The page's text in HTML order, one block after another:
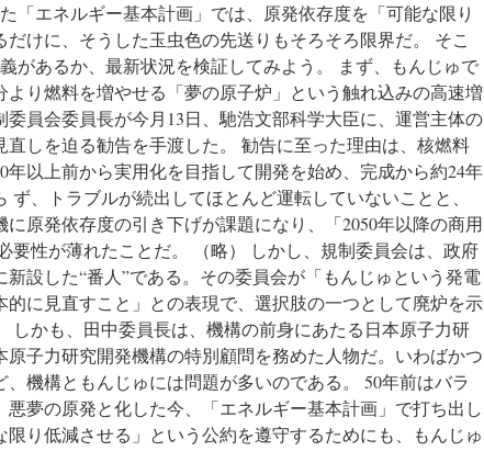
「エネルギー基本計画」では、原発依存度を「可能な限り
けに、そうした玉虫色の先送りもそろそろ限界だ。 そこ
があるか、最新状況を検証してみよう。 まず、もんじゅで
り燃料を増やせる「夢の原子炉」という触れ込みの高速増
員会委員長が今月13日、馳浩文部科学大臣に、運営主体の
しを迫る勧告を手渡した。 勧告に至った理由は、核燃料
年以上前から実用化を目指して開発を始め、完成から約24年
ず、トラブルが続出してほとんど運転していないことと、
原発依存度の引き下げが課題になり、「2050年以降の商用
要性が薄れたことだ。 （略） しかし、規制委員会は、政府
設した“番人”である。その委員会が「もんじゅという発電
的に見直すこと」との表現で、選択肢の一つとして廃炉を示
しかも、田中委員長は、機構の前身にあたる日本原子力研
子力研究開発機構の特別顧問を務めた人物だ。いわばかつ
機構ともんじゅには問題が多いのである。 50年前はバラ
夢の原発と化した今、「エネルギー基本計画」で打ち出し
り低減させる」という公約を遵守するためにも、もんじゅ